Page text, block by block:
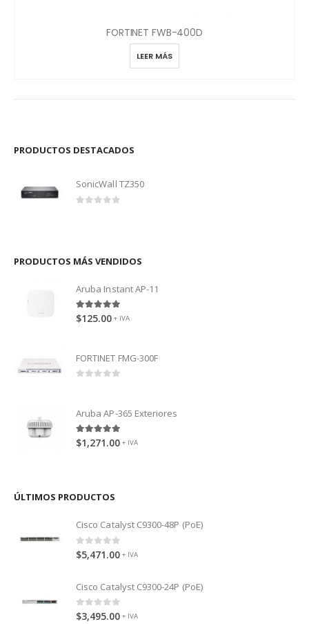
FORTINET FWB-400D
LEER MÁS
PRODUCTOS DESTACADOS
SonicWall TZ350
PRODUCTOS MÁS VENDIDOS
Aruba Instant AP-11
5.00out of 5
$125.00 + IVA
FORTINET FMG-300F
Aruba AP-365 Exteriores
5.00out of 5
$1,271.00 + IVA
ÚLTIMOS PRODUCTOS
Cisco Catalyst C9300-48P (PoE)
0out of 5
$5,471.00 + IVA
Cisco Catalyst C9300-24P (PoE)
0out of 5
$3,495.00 + IVA